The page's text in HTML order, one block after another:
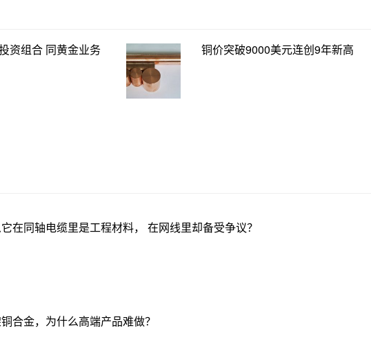
资组合 同黄金业务 铜价突破9000美元连创9年新高
在同轴电缆里是工程材料， 在网线里却备受争议？
合金，为什么高端产品难做？